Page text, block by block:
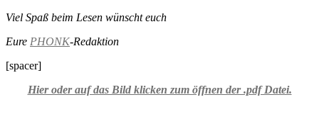
Viel Spaß beim Lesen wünscht euch
Eure PHONK-Redaktion
[spacer]
Hier oder auf das Bild klicken zum öffnen der .pdf Datei.